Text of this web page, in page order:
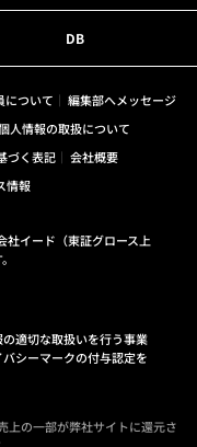
DB
について
編集部へメッセージ
人情報の取扱について
づく表記
会社概要
情報
イード（東証グロース上
適切な取扱いを行う事業
シーマークの付与認定を
上の一部が弊社サイトに還元さ